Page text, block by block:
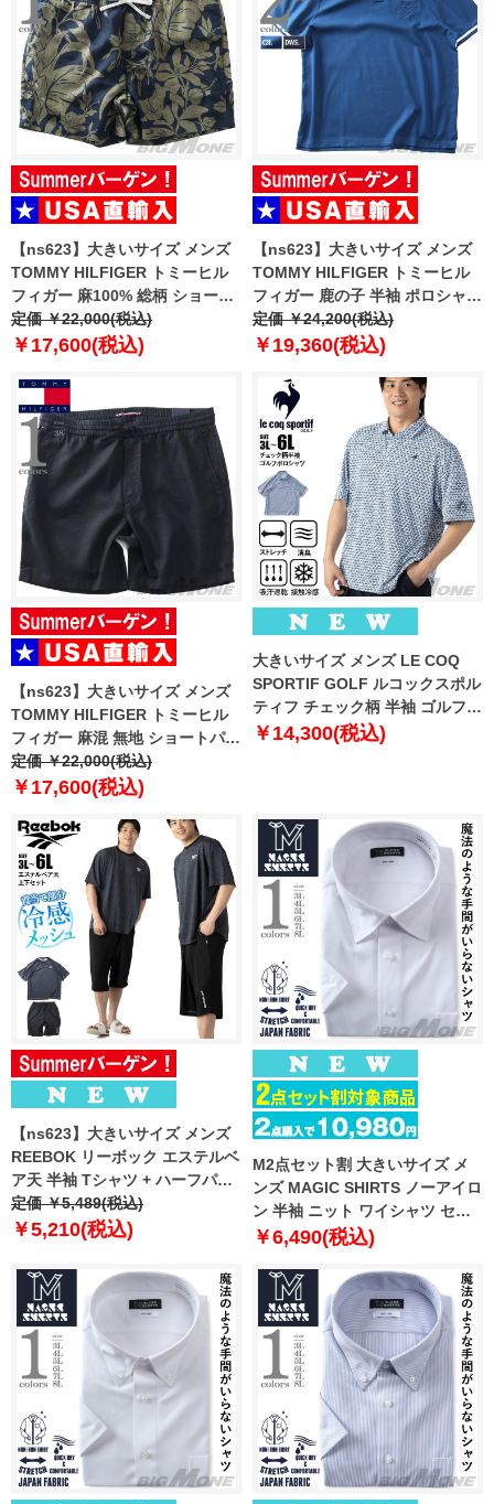
【ns623】大きいサイズ メンズ
TOMMY HILFIGER トミーヒル
フィガー 麻100% 総柄 ショート
パンツ ショーツ USA直輸入
mw0mw42546
定価 ￥22,000(税込)
￥17,600(税込)
【ns623】大きいサイズ メンズ
TOMMY HILFIGER トミーヒル
フィガー 鹿の子 半袖 ポロシャツ
USA直輸入 mw0mw42769
定価 ￥24,200(税込)
￥19,360(税込)
【ns623】大きいサイズ メンズ
TOMMY HILFIGER トミーヒル
フィガー 麻混 無地 ショートパン
ツ ショーツ USA直輸入
mw0mw44353
定価 ￥22,000(税込)
￥17,600(税込)
大きいサイズ メンズ LE COQ
SPORTIF GOLF ルコックスポル
ティフ チェック柄 半袖 ゴルフ
ポロシャツ ストレッチ 消臭 接触
￥14,300(税込)
【ns623】大きいサイズ メンズ
REEBOK リーボック エステルベ
ア天 半袖 Tシャツ + ハーフパン
ツ 上下セット 春夏新作 21633ny
【fre】
定価 ￥5,489(税込)
￥5,210(税込)
M2点セット割 大きいサイズ メ
ンズ MAGIC SHIRTS ノーアイロ
ン 半袖 ニット ワイシャツ セミ
ワイド 吸水速乾 ストレッチ 日本
22sw
￥6,490(税込)